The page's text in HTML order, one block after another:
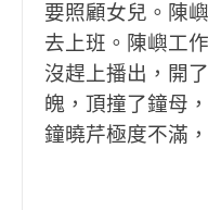
要照顧女兒。陳
去上班。陳嶼工
沒趕上播出，開
魄，頂撞了鐘母
鐘曉芹極度不滿